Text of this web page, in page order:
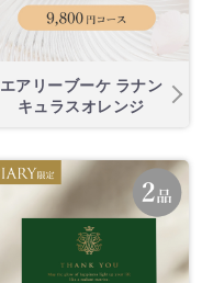
エアリーブーケ ラナン
キュラスオレンジ